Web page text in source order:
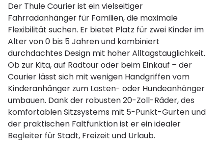
Der Thule Courier ist ein vielseitiger
Fahrradanhänger für Familien, die maximale
Flexibilität suchen. Er bietet Platz für zwei Kinder im
Alter von 0 bis 5 Jahren und kombiniert
durchdachtes Design mit hoher Alltagstauglichkeit.
Ob zur Kita, auf Radtour oder beim Einkauf – der
Courier lässt sich mit wenigen Handgriffen vom
Kinderanhänger zum Lasten- oder Hundeanhänger
umbauen. Dank der robusten 20-Zoll-Räder, des
komfortablen Sitzsystems mit 5-Punkt-Gurten und
der praktischen Faltfunktion ist er ein idealer
Begleiter für Stadt, Freizeit und Urlaub.